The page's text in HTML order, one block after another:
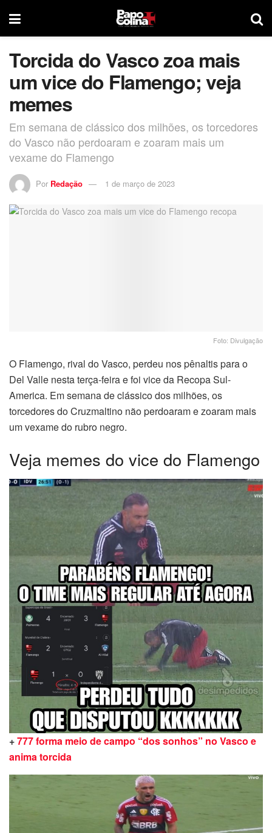
Torcida do Vasco zoa mais
um vice do Flamengo; veja
memes
Em semana de clássico dos milhões, os torcedores
do Vasco não perdoaram e zoaram mais um
vexame do Flamengo
Por Redação 1 de março de 2023
Foto: Divulgação
O Flamengo, rival do Vasco, perdeu nos pênaltis para o
Del Valle nesta terça-feira e foi vice da Recopa Sul-
America. Em semana de clássico dos milhões, os
torcedores do Cruzmaltino não perdoaram e zoaram mais
um vexame do rubro negro.
Veja memes do vice do Flamengo
+777 forma meio de campo “dos sonhos” no Vasco e
anima torcida